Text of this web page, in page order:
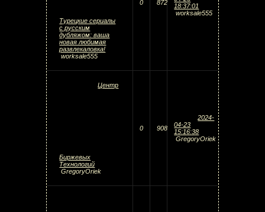
Турецкие сериалы
с русским
дубляжом: ваша
новая любимая
развлекаловка!
worksale555
0 872
18:37:01
worksale555
Центр
Биржевых
Технологий
GregoryOriek
0 908
2024-
04-23
15:16:38
GregoryOriek